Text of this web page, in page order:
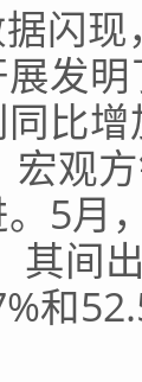
现
发
比
宏观
5月
其间
和